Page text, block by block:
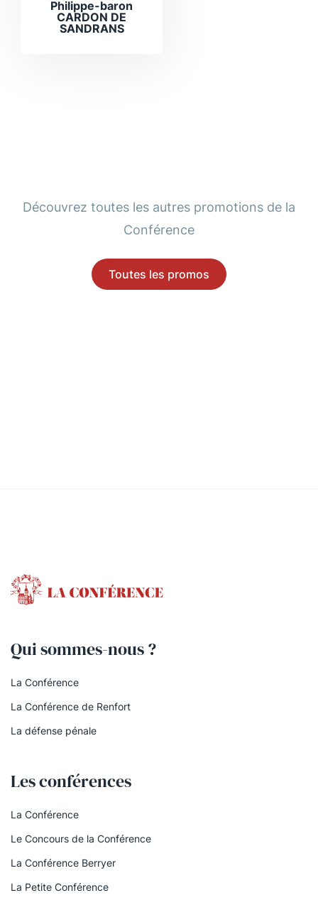
Philippe-baron
CARDON DE
SANDRANS
Découvrez toutes les autres promotions de la
Conférence
Toutes les promos
Qui sommes-nous ?
La Conférence
La Conférence de Renfort
La défense pénale
Les conférences
La Conférence
Le Concours de la Conférence
La Conférence Berryer
La Petite Conférence